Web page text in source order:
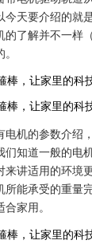
天要介绍的就
的了解并不一样
电机的参数介绍
知道一般的电
讲适用的环境
所能承受的重量
家用。